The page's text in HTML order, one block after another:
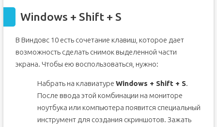
Windows + Shift + S
В Виндовс 10 есть сочетание клавиш, которое дает
возможность сделать снимок выделенной части
экрана. Чтобы ею воспользоваться, нужно:
Набрать на клавиатуре Windows + Shift + S.
После ввода этой комбинации на мониторе
ноутбука или компьютера появится специальный
инструмент для создания скриншотов. Зажать